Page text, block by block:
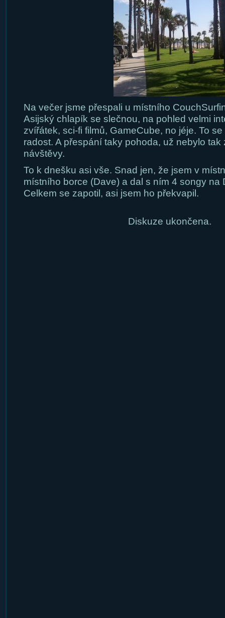
Na večer jsme přespali u místního
Asijský chlapík se slečnou, na pohled velmi
zvířátek, sci-fi filmů, GameCube, no jéje. To
radost. A přespání taky pohoda, už nebylo
návštěvy.
To k dnešku asi vše. Snad jen, že jsem v
místního borce (Dave) a dal s ním 4 songy na
Celkem se zapotil, asi jsem ho překvapil.
Diskuze ukončena.